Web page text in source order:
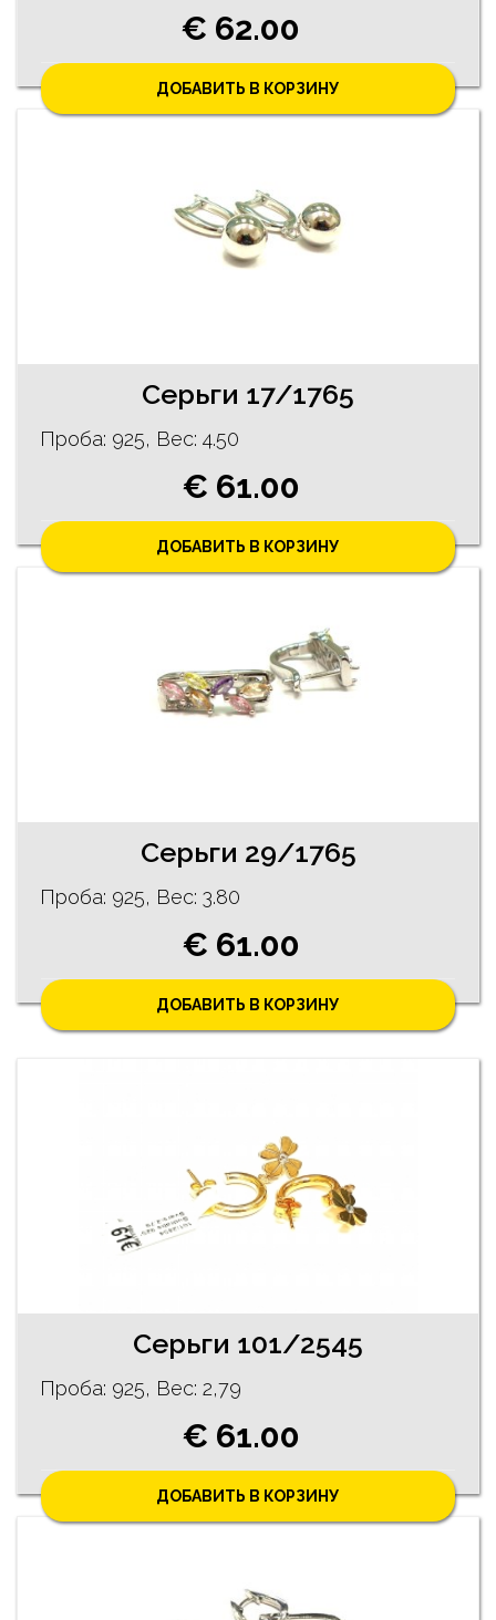
€ 62.00
ДОБАВИТЬ В КОРЗИНУ
Cерьги 17/1765
Проба: 925, Bес: 4.50
€ 61.00
ДОБАВИТЬ В КОРЗИНУ
Cерьги 29/1765
Проба: 925, Bес: 3.80
€ 61.00
ДОБАВИТЬ В КОРЗИНУ
Cерьги 101/2545
Проба: 925, Bес: 2,79
€ 61.00
ДОБАВИТЬ В КОРЗИНУ